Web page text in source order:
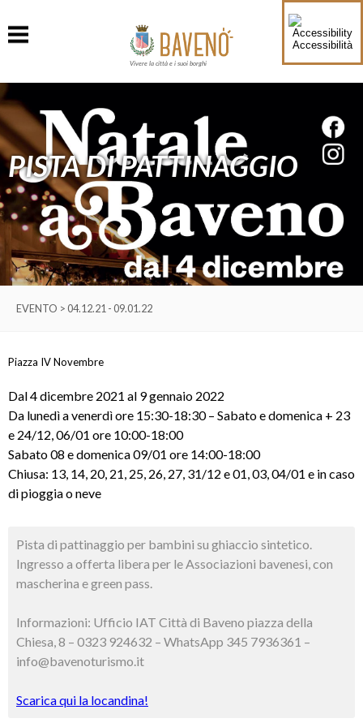
Accessibilità
Vivere la città e i suoi borghi
PISTA DI PATTINAGGIO
EVENTO > 04.12.21 - 09.01.22
Piazza IV Novembre
Dal 4 dicembre 2021 al 9 gennaio 2022
Da lunedì a venerdì ore 15:30-18:30 – Sabato e domenica + 23
e 24/12, 06/01 ore 10:00-18:00
Sabato 08 e domenica 09/01 ore 14:00-18:00
Chiusa: 13, 14, 20, 21, 25, 26, 27, 31/12 e 01, 03, 04/01 e in caso
di pioggia o neve
Pista di pattinaggio per bambini su ghiaccio sintetico.
Ingresso a offerta libera per le Associazioni bavenesi, con
mascherina e green pass.
Informazioni: Ufficio IAT Città di Baveno piazza della
Chiesa, 8 – 0323 924632 – WhatsApp 345 7936361 –
info@bavenoturismo.it
Scarica qui la locandina!